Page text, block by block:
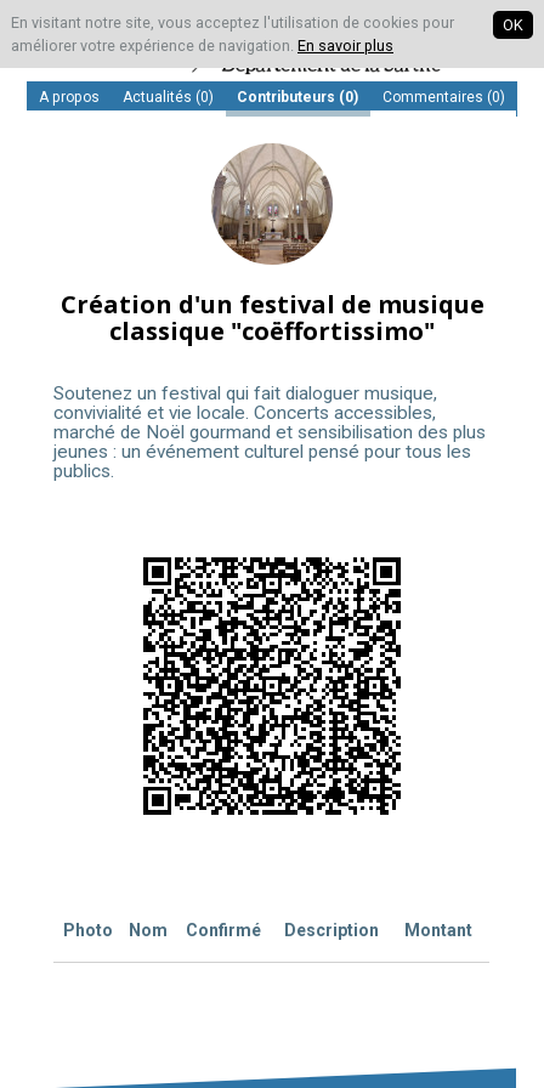
En visitant notre site, vous acceptez l'utilisation de cookies pour
améliorer votre expérience de navigation. En savoir plus
OK
A propos Actualités (0) Contributeurs (0) Commentaires (0)
Création d'un festival de musique
classique "coëffortissimo"
Soutenez un festival qui fait dialoguer musique,
convivialité et vie locale. Concerts accessibles,
marché de Noël gourmand et sensibilisation des plus
jeunes : un événement culturel pensé pour tous les
publics.
Photo Nom Confirmé Description Montant